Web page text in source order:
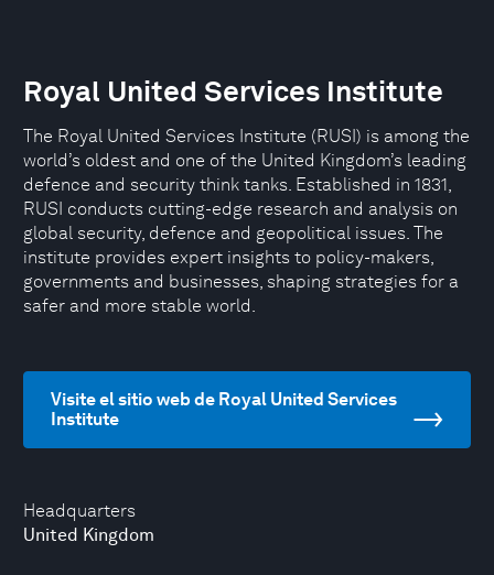
Headquarters
United Kingdom
Royal United Services Institute
The Royal United Services Institute (RUSI) is among the
world’s oldest and one of the United Kingdom’s leading
defence and security think tanks. Established in 1831,
RUSI conducts cutting-edge research and analysis on
global security, defence and geopolitical issues. The
institute provides expert insights to policy-makers,
governments and businesses, shaping strategies for a
safer and more stable world.
Visite el sitio web de Royal United Services
Institute